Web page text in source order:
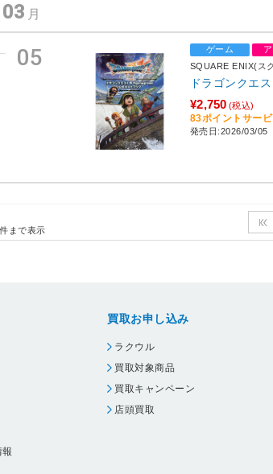
03 月
05 ゲーム
SQUARE ENIX(ス
ドラゴンクエ
¥2,750 (税込)
83ポイントサービ
発売日:2026/03/05
件まで表示
買取お申し込み
ラクウル
買取対象商品
買取キャンペーン
店頭買取